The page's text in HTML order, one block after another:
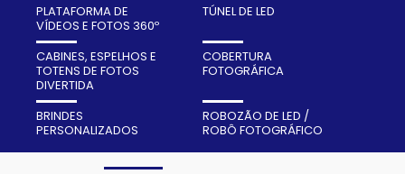
PLATAFORMA DE
VÍDEOS E FOTOS 360º
TÚNEL DE LED
CABINES, ESPELHOS E
TOTENS DE FOTOS
DIVERTIDA
COBERTURA
FOTOGRÁFICA
BRINDES
PERSONALIZADOS
ROBOZÃO DE LED /
ROBÔ FOTOGRÁFICO